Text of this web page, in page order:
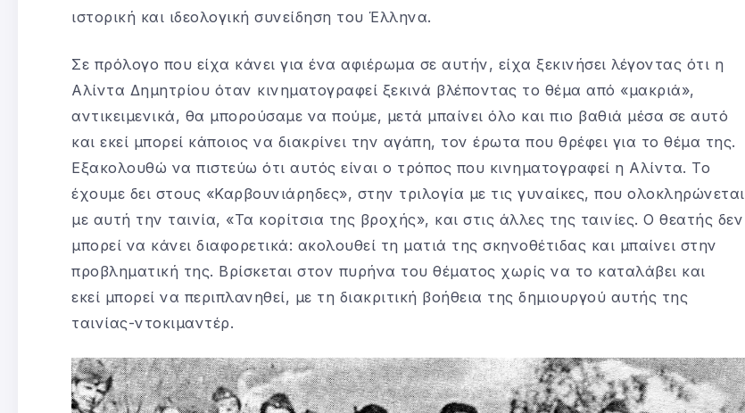
ιστορική και ιδεολογική συνείδηση του Έλληνα.
Σε πρόλογο που είχα κάνει για ένα αφιέρωμα σε αυτήν, είχα ξεκινήσει λέγοντας ότι η
Αλίντα Δημητρίου όταν κινηματογραφεί ξεκινά βλέποντας το θέμα από «μακριά»,
αντικειμενικά, θα μπορούσαμε να πούμε, μετά μπαίνει όλο και πιο βαθιά μέσα σε αυτό
και εκεί μπορεί κάποιος να διακρίνει την αγάπη, τον έρωτα που θρέφει για το θέμα της.
Εξακολουθώ να πιστεύω ότι αυτός είναι ο τρόπος που κινηματογραφεί η Αλίντα. Το
έχουμε δει στους «Καρβουνιάρηδες», στην τριλογία με τις γυναίκες, που ολοκληρώνεται
με αυτή την ταινία, «Τα κορίτσια της βροχής», και στις άλλες της ταινίες. Ο θεατής δεν
μπορεί να κάνει διαφορετικά: ακολουθεί τη ματιά της σκηνοθέτιδας και μπαίνει στην
προβληματική της. Βρίσκεται στον πυρήνα του θέματος χωρίς να το καταλάβει και
εκεί μπορεί να περιπλανηθεί, με τη διακριτική βοήθεια της δημιουργού αυτής της
ταινίας-ντοκιμαντέρ.